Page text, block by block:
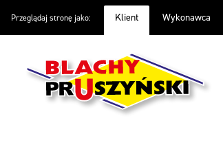
Przeglądaj stronę jako: Klient Wykonawca
Oferta Inspiracje Warto wiedzieć